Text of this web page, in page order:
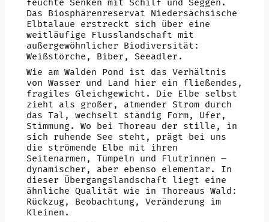
feuchte Senken mit Schilf und Seggen.
Das Biosphärenreservat Niedersächsische
Elbtalaue erstreckt sich über eine
weitläufige Flusslandschaft mit
außergewöhnlicher Biodiversität:
Weißstörche, Biber, Seeadler.
Wie am Walden Pond ist das Verhältnis
von Wasser und Land hier ein fließendes,
fragiles Gleichgewicht. Die Elbe selbst
zieht als großer, atmender Strom durch
das Tal, wechselt ständig Form, Ufer,
Stimmung. Wo bei Thoreau der stille, in
sich ruhende See steht, prägt bei uns
die strömende Elbe mit ihren
Seitenarmen, Tümpeln und Flutrinnen –
dynamischer, aber ebenso elementar. In
dieser Übergangslandschaft liegt eine
ähnliche Qualität wie in Thoreaus Wald:
Rückzug, Beobachtung, Veränderung im
Kleinen.